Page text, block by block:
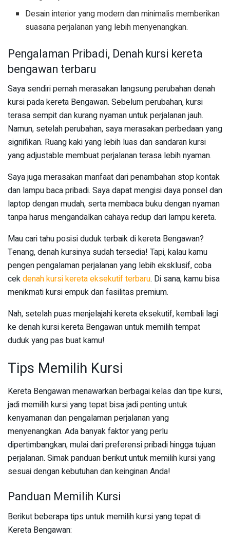
Desain interior yang modern dan minimalis memberikan
suasana perjalanan yang lebih menyenangkan.
Pengalaman Pribadi, Denah kursi kereta
bengawan terbaru
Saya sendiri pernah merasakan langsung perubahan denah
kursi pada kereta Bengawan. Sebelum perubahan, kursi
terasa sempit dan kurang nyaman untuk perjalanan jauh.
Namun, setelah perubahan, saya merasakan perbedaan yang
signifikan. Ruang kaki yang lebih luas dan sandaran kursi
yang adjustable membuat perjalanan terasa lebih nyaman.
Saya juga merasakan manfaat dari penambahan stop kontak
dan lampu baca pribadi. Saya dapat mengisi daya ponsel dan
laptop dengan mudah, serta membaca buku dengan nyaman
tanpa harus mengandalkan cahaya redup dari lampu kereta.
Mau cari tahu posisi duduk terbaik di kereta Bengawan?
Tenang, denah kursinya sudah tersedia! Tapi, kalau kamu
pengen pengalaman perjalanan yang lebih eksklusif, coba
cekdenah kursi kereta eksekutif terbaru. Di sana, kamu bisa
menikmati kursi empuk dan fasilitas premium.
Nah, setelah puas menjelajahi kereta eksekutif, kembali lagi
ke denah kursi kereta Bengawan untuk memilih tempat
duduk yang pas buat kamu!
Tips Memilih Kursi
Kereta Bengawan menawarkan berbagai kelas dan tipe kursi,
jadi memilih kursi yang tepat bisa jadi penting untuk
kenyamanan dan pengalaman perjalanan yang
menyenangkan. Ada banyak faktor yang perlu
dipertimbangkan, mulai dari preferensi pribadi hingga tujuan
perjalanan. Simak panduan berikut untuk memilih kursi yang
sesuai dengan kebutuhan dan keinginan Anda!
Panduan Memilih Kursi
Berikut beberapa tips untuk memilih kursi yang tepat di
Kereta Bengawan: